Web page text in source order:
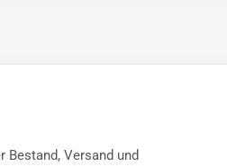
Versand und